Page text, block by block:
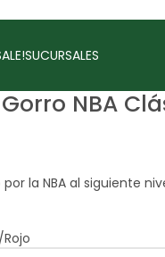
SUCURSALES
NBA
la NBA al siguiente